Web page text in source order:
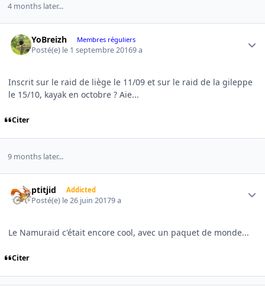
4 months later...
YoBreizh Membres réguliers
Posté(e) le 1 septembre 20169 a
Inscrit sur le raid de liège le 11/09 et sur le raid de la gileppe
le 15/10, kayak en octobre ? Aie...
Citer
9 months later...
ptitjid Addicted
Posté(e) le 26 juin 20179 a
Le Namuraid c'était encore cool, avec un paquet de monde...
Citer